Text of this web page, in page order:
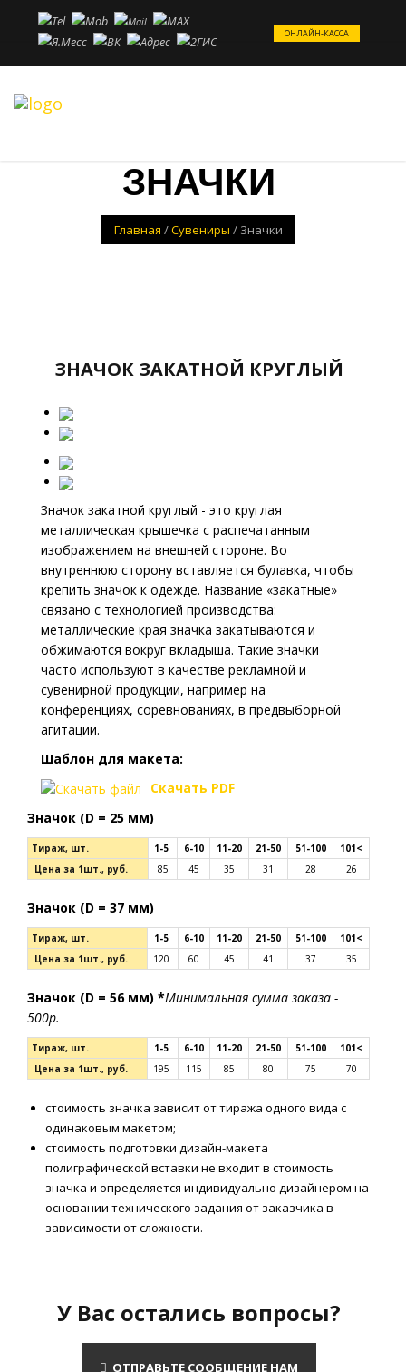
ОНЛАЙН-КАССА
ЗНАЧКИ
Главная /Сувениры / Значки
ЗНАЧОК ЗАКАТНОЙ КРУГЛЫЙ
Значок закатной круглый - это круглая
металлическая крышечка с распечатанным
изображением на внешней стороне. Во
внутреннюю сторону вставляется булавка, чтобы
крепить значок к одежде. Название «закатные»
связано с технологией производства:
металлические края значка закатываются и
обжимаются вокруг вкладыша. Такие значки
часто используют в качестве рекламной и
сувенирной продукции, например на
конференциях, соревнованиях, в предвыборной
агитации.
Шаблон для макета:
Скачать PDF
Значок (D = 25 мм)
Тираж, шт. 1-5 6-10 11-20 21-50 51-100
101<
Цена за 1шт., руб.
85 45 35 31 28 26
Значок (D = 37 мм)
Тираж, шт. 1-5 6-10 11-20 21-50 51-100
101<
Цена за 1шт., руб.
120 60 45 41 37 35
Значок (D = 56 мм) *Минимальная сумма заказа -
500р.
Тираж, шт. 1-5 6-10 11-20 21-50 51-100
101<
Цена за 1шт., руб.
195 115 85 80 75 70
стоимость значка зависит от тиража одного вида с
одинаковым макетом;
стоимость подготовки дизайн-макета
полиграфической вставки не входит в стоимость
значка и определяется индивидуально дизайнером на
основании технического задания от заказчика в
зависимости от сложности.
У Вас остались вопросы?
ОТПРАВЬТЕ СООБЩЕНИЕ НАМ